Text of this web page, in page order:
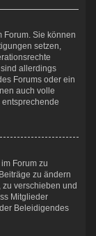
Forum. Sie können
setzen,
allerdings
Forums oder ein
auch volle
Forum zu
zu ändern
verschieben und
Mitglieder
Beleidigendes